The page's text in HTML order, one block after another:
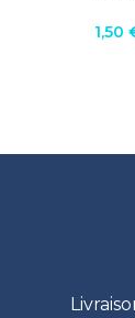
1,50